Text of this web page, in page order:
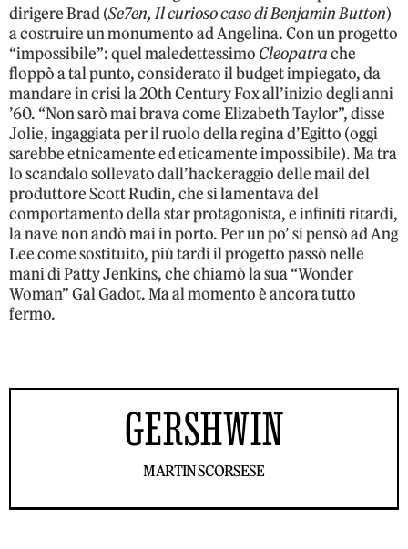
dirigere Brad (Se7en, Il curioso caso di Benjamin Button)
a costruire un monumento ad Angelina. Con un progetto
“impossibile”: quel maledettessimo Cleopatrache
floppò a tal punto, considerato il budget impiegato, da
mandare in crisi la 20th Century Fox all’inizio degli anni
’60. “Non sarò mai brava come Elizabeth Taylor”, disse
Jolie, ingaggiata per il ruolo della regina d’Egitto (oggi
sarebbe etnicamente ed eticamente impossibile). Ma tra
lo scandalo sollevato dall’hackeraggio delle mail del
produttore Scott Rudin, che si lamentava del
comportamento della star protagonista, e infiniti ritardi,
la nave non andò mai in porto. Per un po’ si pensò ad Ang
Lee come sostituito, più tardi il progetto passò nelle
mani di Patty Jenkins, che chiamò la sua “Wonder
Woman” Gal Gadot. Ma al momento è ancora tutto
fermo.
GERSHWIN
MARTIN SCORSESE